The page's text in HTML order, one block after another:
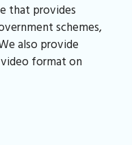
that provides
schemes,
also provide
format on